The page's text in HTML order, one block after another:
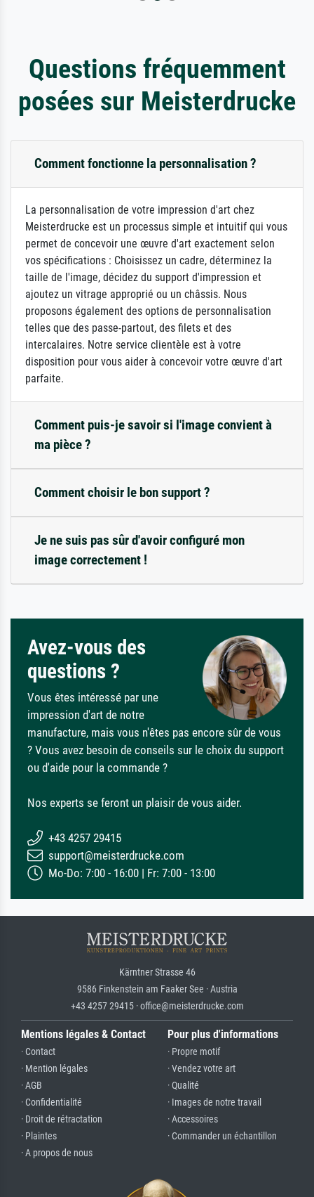
Questions fréquemment
posées sur Meisterdrucke
Comment fonctionne la personnalisation ?
La personnalisation de votre impression d'art chez
Meisterdrucke est un processus simple et intuitif qui vous
permet de concevoir une œuvre d'art exactement selon
vos spécifications : Choisissez un cadre, déterminez la
taille de l'image, décidez du support d'impression et
ajoutez un vitrage approprié ou un châssis. Nous
proposons également des options de personnalisation
telles que des passe-partout, des filets et des
intercalaires. Notre service clientèle est à votre
disposition pour vous aider à concevoir votre œuvre d'art
parfaite.
Comment puis-je savoir si l'image convient à
ma pièce ?
Comment choisir le bon support ?
Je ne suis pas sûr d'avoir configuré mon
image correctement !
Avez-vous des
questions ?
Vous êtes intéressé par une
impression d'art de notre
manufacture, mais vous n'êtes pas encore sûr de vous
? Vous avez besoin de conseils sur le choix du support
ou d'aide pour la commande ?
Nos experts se feront un plaisir de vous aider.
+43 4257 29415
support@meisterdrucke.com
Mo-Do: 7:00 - 16:00 | Fr: 7:00 - 13:00
Kärntner Strasse 46
9586 Finkenstein am Faaker See · Austria
+43 4257 29415 · office@meisterdrucke.com
Mentions légales & Contact
· Contact
· Mention légales
· AGB
· Confidentialité
· Droit de rétractation
· Plaintes
· A propos de nous
Pour plus d'informations
· Propre motif
· Vendez votre art
· Qualité
· Images de notre travail
· Accessoires
· Commander un échantillon